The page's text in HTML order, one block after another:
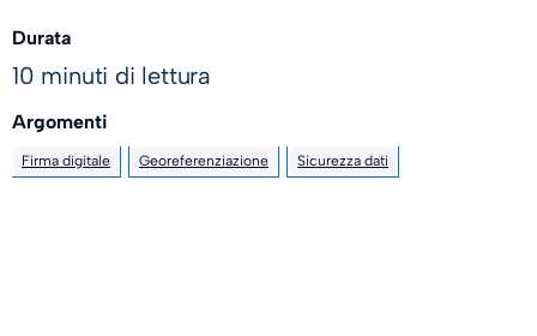
Durata
10 minuti di lettura
Argomenti
Firma digitale Georeferenziazione Sicurezza dati